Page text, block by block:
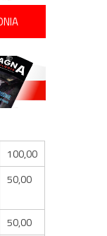
100,00
50,00
50,00